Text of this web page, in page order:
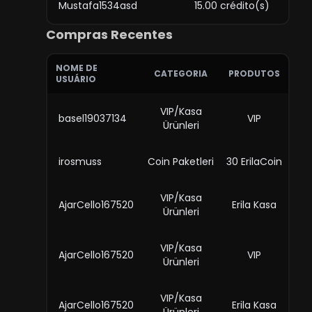
Mustafa1534asd 15.00 crédito(s)
Compras Recentes
NOME DE
USUÁRIO
CATEGORIA PRODUTOS
basel19037134
VIP/Kasa
Ürünleri
VIP
irosmuss Coin Paketleri 30 ErilaCoin
AjarCello167520
VIP/Kasa
Ürünleri
Erila Kasa
AjarCello167520
VIP/Kasa
Ürünleri
VIP
AjarCello167520
VIP/Kasa
Erila Kasa